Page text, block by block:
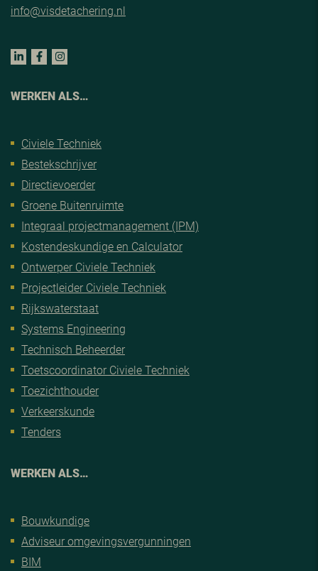
info@visdetachering.nl
WERKEN ALS…
Civiele Techniek
Bestekschrijver
Directievoerder
Groene Buitenruimte
Integraal projectmanagement (IPM)
Kostendeskundige en Calculator
Ontwerper Civiele Techniek
Projectleider Civiele Techniek
Rijkswaterstaat
Systems Engineering
Technisch Beheerder
Toetscoordinator Civiele Techniek
Toezichthouder
Verkeerskunde
Tenders
WERKEN ALS…
Bouwkundige
Adviseur omgevingsvergunningen
BIM